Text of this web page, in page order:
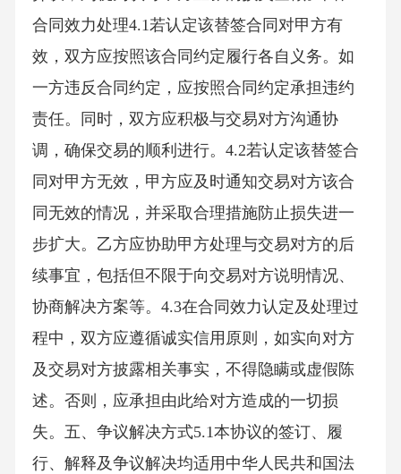
合同效力处理4.1若认定该替签合同对甲方有
效，双方应按照该合同约定履行各自义务。如
一方违反合同约定，应按照合同约定承担违约
责任。同时，双方应积极与交易对方沟通协
调，确保交易的顺利进行。4.2若认定该替签合
同对甲方无效，甲方应及时通知交易对方该合
同无效的情况，并采取合理措施防止损失进一
步扩大。乙方应协助甲方处理与交易对方的后
续事宜，包括但不限于向交易对方说明情况、
协商解决方案等。4.3在合同效力认定及处理过
程中，双方应遵循诚实信用原则，如实向对方
及交易对方披露相关事实，不得隐瞒或虚假陈
述。否则，应承担由此给对方造成的一切损
失。五、争议解决方式5.1本协议的签订、履
行、解释及争议解决均适用中华人民共和国法